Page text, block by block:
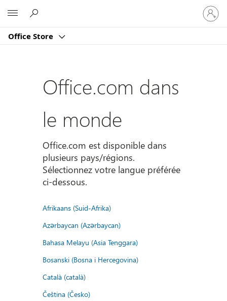
Office Store
vous
à
compte
Office.com dans
le monde
Office.com est disponible dans
plusieurs pays/régions.
Sélectionnez votre langue préférée
ci-dessous.
Afrikaans (Suid-Afrika)
Azərbaycan (Azərbaycan)
Bahasa Melayu (Asia Tenggara)
Bosanski (Bosna i Hercegovina)
Català (català)
Čeština (Česko)